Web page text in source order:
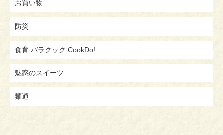
お買い物
防災
食育 バラクック CookDo!
魅惑のスイーツ
麺通